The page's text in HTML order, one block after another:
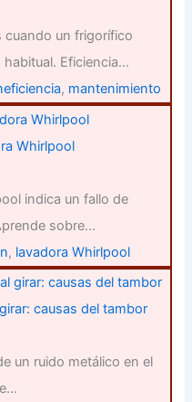
cuando un frigorífico
Eficiencia…
, mantenimiento
Whirlpool
indica un fallo de
sobre…
, lavadora Whirlpool
causas del tambor
un ruido metálico en el